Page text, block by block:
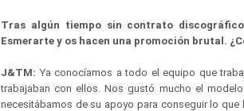
Tras algún tiempo sin contrato
Esmerarte y os hacen una promoción brutal.
J&TM: Ya conocíamos a todo el equipo que
trabajaban con ellos. Nos gustó mucho el
necesitábamos de su apoyo para conseguir lo